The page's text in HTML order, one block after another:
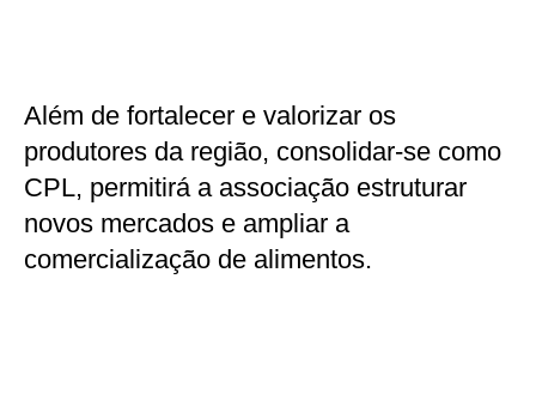
Além de fortalecer e valorizar os
produtores da região, consolidar-se como
CPL, permitirá a associação estruturar
novos mercados e ampliar a
comercialização de alimentos.